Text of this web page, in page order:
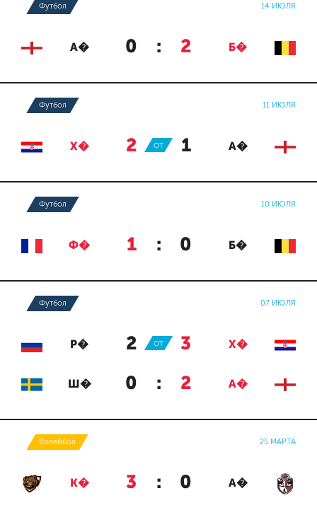
Футбол 14 ИЮЛЯ
А� 0 : 2 Б�
Футбол 11 ИЮЛЯ
Х� 2 : 1 А�
ОТ
Футбол 10 ИЮЛЯ
Ф� 1 : 0 Б�
Футбол 07 ИЮЛЯ
Р� 2 : 3 Х�
ОТ
Ш� 0 : 2 А�
Волейбол 25 МАРТА
К� 3 : 0 А�